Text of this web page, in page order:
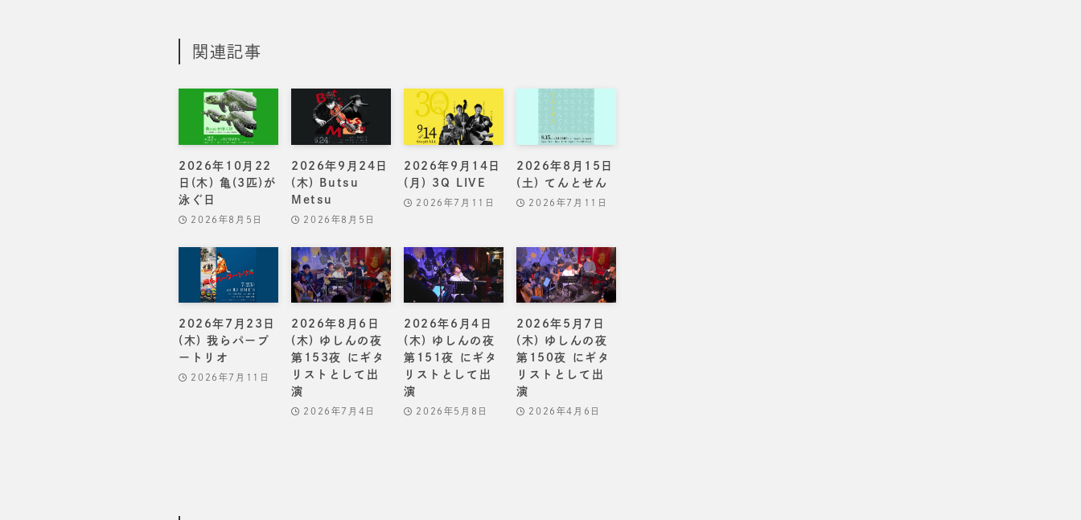
関連記事
2026年10月22
日(木) 亀(3匹)が
泳ぐ日
2026年8月5日
2026年9月24日
(木) Butsu
Metsu
2026年8月5日
2026年9月14日
(月) 3Q LIVE
2026年7月11日
2026年8月15日
(土) てんとせん
2026年7月11日
2026年7月23日
(木) 我らパープ
ートリオ
2026年7月11日
2026年8月6日
(木) ゆしんの夜
第153夜 にギタ
リストとして出
演
2026年7月4日
2026年6月4日
(木) ゆしんの夜
第151夜 にギタ
リストとして出
演
2026年5月8日
2026年5月7日
(木) ゆしんの夜
第150夜 にギタ
リストとして出
演
2026年4月6日